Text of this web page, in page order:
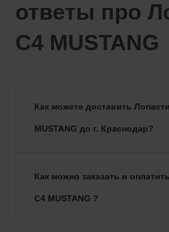
ответы про
C4 MUSTANG
Как можете доставить
MUSTANG до г. Краснодар?
Как можно заказать и
C4 MUSTANG ?